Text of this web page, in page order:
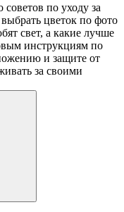
по уходу за
цветок по фото
свет, а какие лучше
инструкциям по
и защите от
за своими